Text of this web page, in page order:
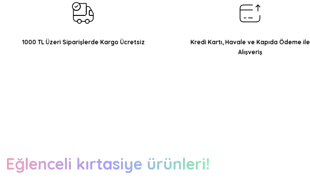
Ürün fiyatı diğer sitelerden daha pahalı.
Bu ürüne benzer farklı alternatifler olmalı.
1000 TL Üzeri Siparişlerde Kargo Ücretsiz
Kredi Kartı, Havale ve Kapıda Ödeme ile
Alışveriş
Eğlenceli kırtasiye ürünleri!